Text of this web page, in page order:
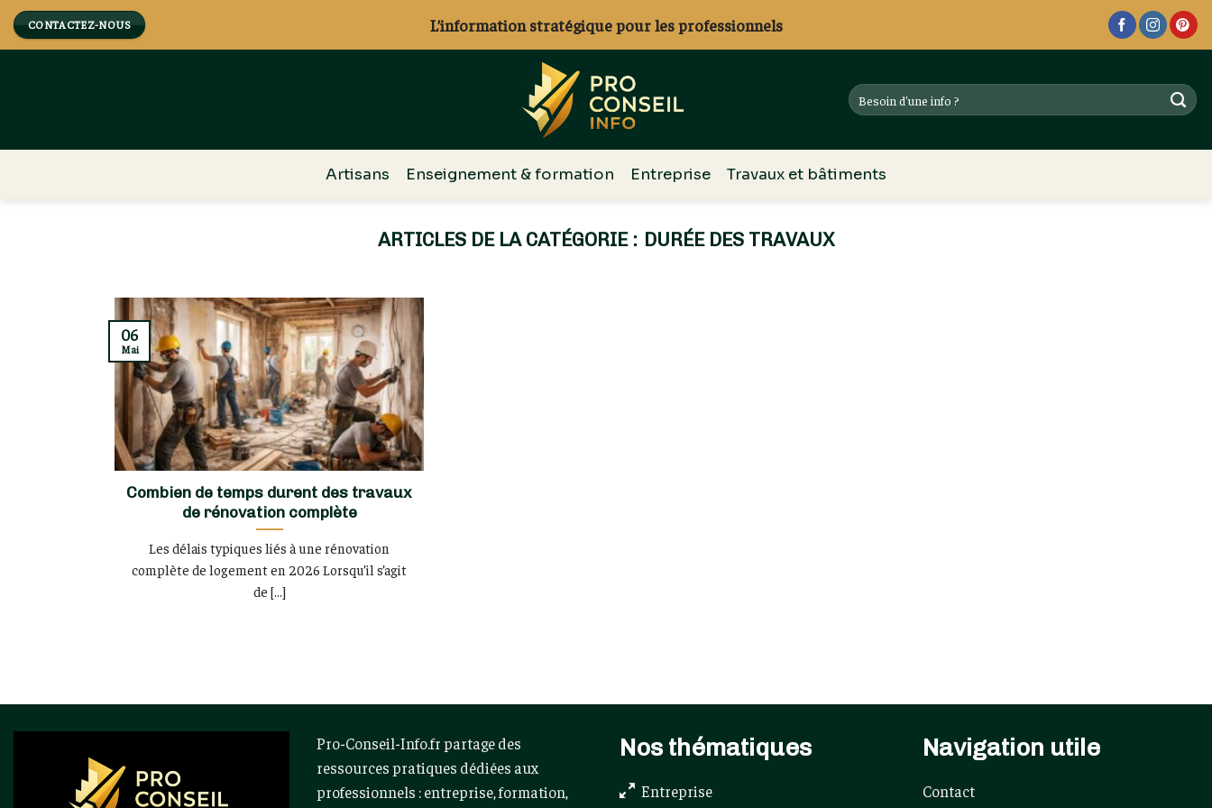
Skip
CONTACTEZ-NOUS L’information stratégique pour les professionnels
Artisans Enseignement & formation Entreprise Travaux et bâtiments
DURÉE DES TRAVAUX
Combien de temps durent des travaux
de rénovation complète
Les délais typiques liés à une rénovation
complète de logement en 2026 Lorsqu’il s’agit
de [...]
06
Mai
Pro-Conseil-Info.fr partage des
ressources pratiques dédiées aux
professionnels : entreprise, formation,
Nos thématiques
Entreprise
Navigation utile
Contact